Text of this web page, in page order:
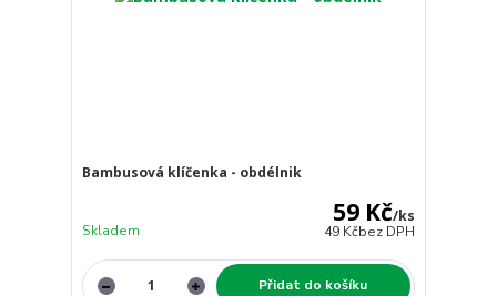
Bambusová klíčenka - obdélnik
59 Kč/ks
49 Kčbez DPH
Skladem
Přidat do košíku